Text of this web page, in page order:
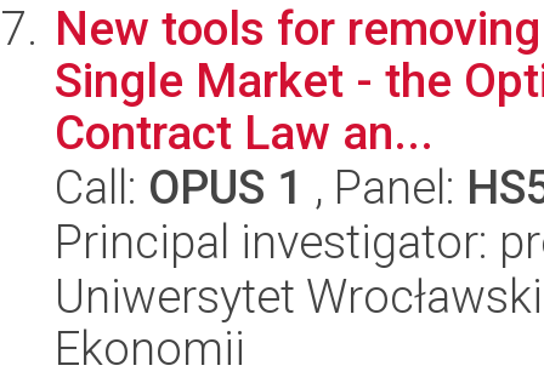
New tools for
Single Market - the
Contract Law an...
Call: OPUS 1 , Panel:
Principal investigator:
Uniwersytet
Ekonomii